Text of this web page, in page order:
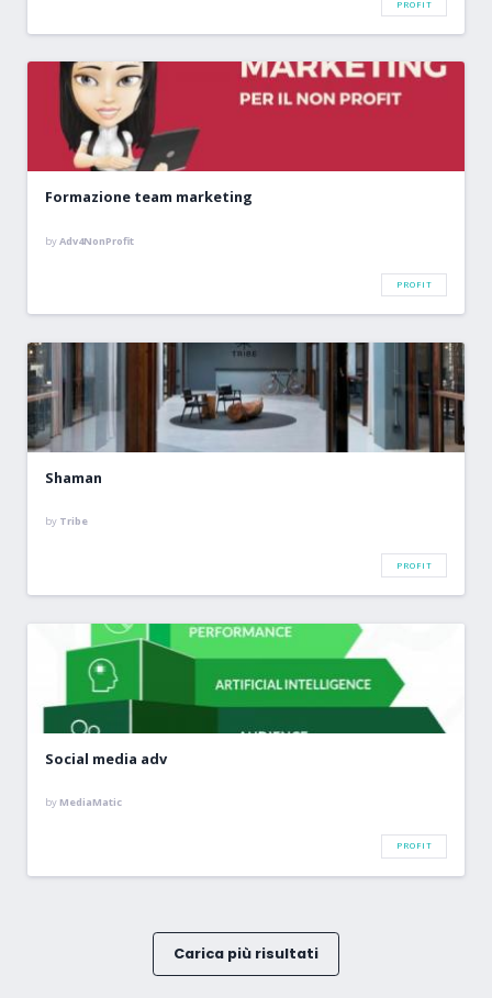
PROFIT
Formazione team marketing
byAdv4NonProfit
PROFIT
Shaman
by Tribe
PROFIT
Social media adv
byMediaMatic
PROFIT
Carica più risultati